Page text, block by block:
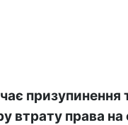
призупинення
втрату права на